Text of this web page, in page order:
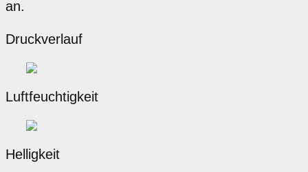
an.
Druckverlauf
Luftfeuchtigkeit
Helligkeit